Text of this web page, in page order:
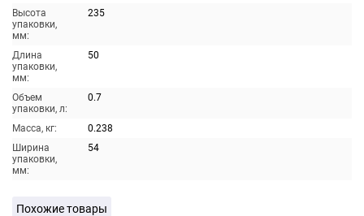
Высота
упаковки,
мм:
235
Длина
упаковки,
мм:
50
Объем
упаковки, л:
0.7
Масса, кг:
0.238
Ширина
упаковки,
мм:
54
Похожие товары